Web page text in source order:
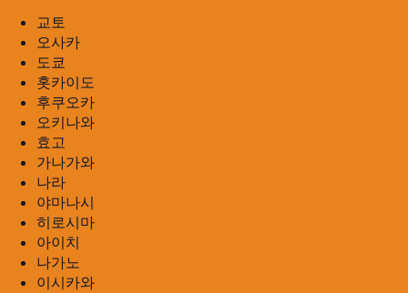
교토
오사카
도쿄
홋카이도
후쿠오카
오키나와
효고
가나가와
나라
야마나시
히로시마
아이치
나가노
이시카와